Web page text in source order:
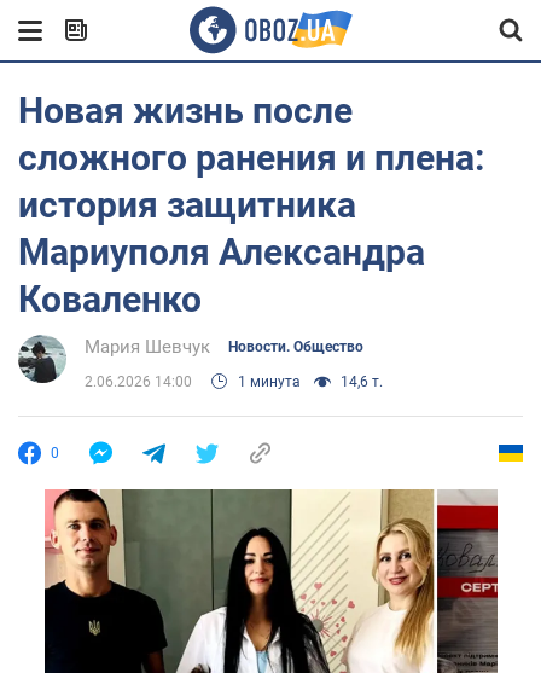
Новая жизнь после
сложного ранения и плена:
история защитника
Мариуполя Александра
Коваленко
Мария Шевчук Новости. Общество
2.06.2026 14:00 1 минута 14,6 т.
0